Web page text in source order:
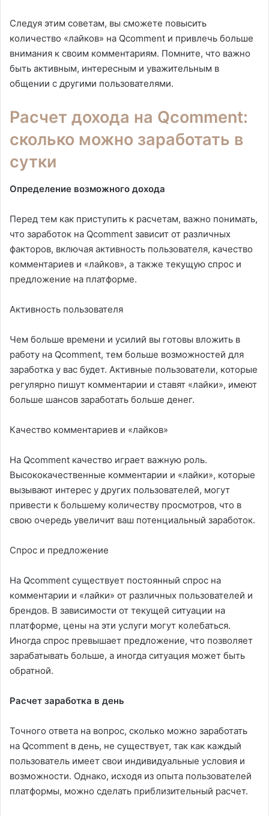
Следуя этим советам, вы сможете повысить
количество «лайков» на Qcomment и привлечь больше
внимания к своим комментариям. Помните, что важно
быть активным, интересным и уважительным в
общении с другими пользователями.
Расчет дохода на Qcomment:
сколько можно заработать в
сутки
Определение возможного дохода
Перед тем как приступить к расчетам, важно понимать,
что заработок на Qcomment зависит от различных
факторов, включая активность пользователя, качество
комментариев и «лайков», а также текущую спрос и
предложение на платформе.
Активность пользователя
Чем больше времени и усилий вы готовы вложить в
работу на Qcomment, тем больше возможностей для
заработка у вас будет. Активные пользователи, которые
регулярно пишут комментарии и ставят «лайки», имеют
больше шансов заработать больше денег.
Качество комментариев и «лайков»
На Qcomment качество играет важную роль.
Высококачественные комментарии и «лайки», которые
вызывают интерес у других пользователей, могут
привести к большему количеству просмотров, что в
свою очередь увеличит ваш потенциальный заработок.
Спрос и предложение
На Qcomment существует постоянный спрос на
комментарии и «лайки» от различных пользователей и
брендов. В зависимости от текущей ситуации на
платформе, цены на эти услуги могут колебаться.
Иногда спрос превышает предложение, что позволяет
зарабатывать больше, а иногда ситуация может быть
обратной.
Расчет заработка в день
Точного ответа на вопрос, сколько можно заработать
на Qcomment в день, не существует, так как каждый
пользователь имеет свои индивидуальные условия и
возможности. Однако, исходя из опыта пользователей
платформы, можно сделать приблизительный расчет.